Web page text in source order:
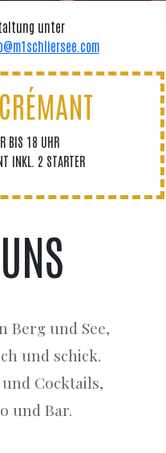
unter
BIS 18 UHR
INKL. 2 STARTER
Berg und See,
und schick.
Cocktails,
und Bar.